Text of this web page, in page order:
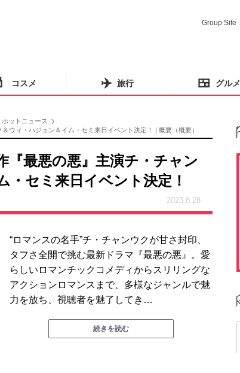
Group Site
コスメ ✈️ 旅行 🍱 グルメ
ットニュース
ウィ・ハジュン＆イム・セミ来日イベント決定！ | 概要（概要）
『最悪の悪』主演チ・チャン
・セミ来日イベント決定！
2023.8.28
“ロマンスの名手”チ・チャンウクが甘さ封印、
タフさ全開で挑む最新ドラマ『最悪の悪』。愛
らしいロマンチックコメディからスリリングな
アクションロマンスまで、多様なジャンルで魅
力を放ち、視聴者を魅了してき…
続きを読む